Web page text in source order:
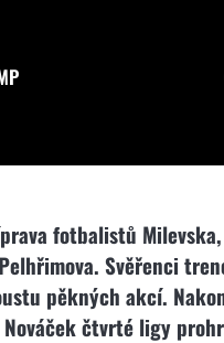
fotbalistů
Svěřenci
pěkných akcí.
čtvrté ligy